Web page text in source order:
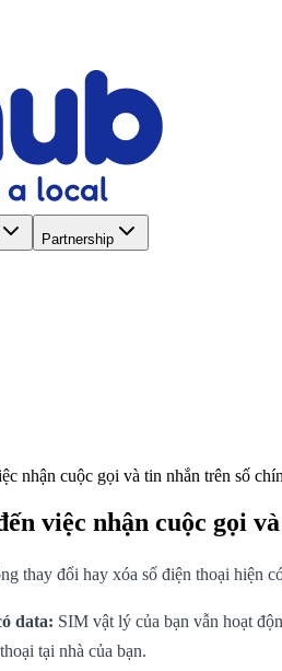
Partnership
nhận cuộc gọi và tin nhắn trên số
việc nhận cuộc gọi
thay đổi hay xóa số điện thoại hiện
data: SIM vật lý của bạn vẫn hoạt
tại nhà của bạn.